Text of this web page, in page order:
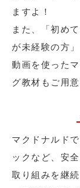
ますよ！
また、「初め
が未経験の方
動画を使った
グ教材もご用
マクドナルド
ックなど、安
取り組みを継